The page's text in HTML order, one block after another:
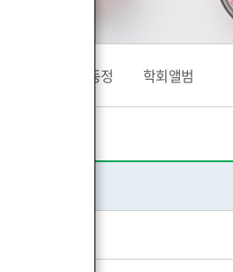
회원동정 학회앨범